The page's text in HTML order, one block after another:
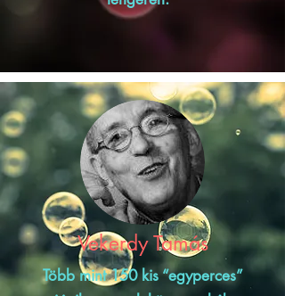
Vekerdy Tamás
Több mint 150 kis “egyperces”